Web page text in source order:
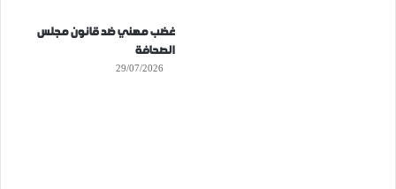
غضب مهني ضد قانون مجلس
الصحافة
29/07/2026